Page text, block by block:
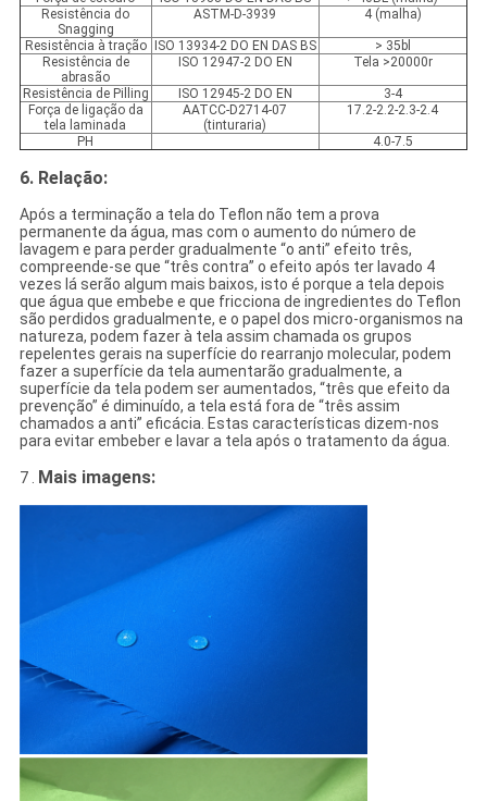
Resistência do
Snagging
ASTM-D-3939 4 (malha)
Resistência à tração ISO 13934-2 DO EN DAS BS
> 35bl
Resistência de
abrasão
ISO 12947-2 DO EN Tela >20000r
Resistência de Pilling ISO 12945-2 DO EN
3-4
Força de ligação da
tela laminada
AATCC-D2714-07
(tinturaria)
17.2-2.2-2.3-2.4
PH 4.0-7.5
6. Relação:
Após a terminação a tela do Teflon não tem a prova
permanente da água, mas com o aumento do número de
lavagem e para perder gradualmente “o anti” efeito três,
compreende-se que “três contra” o efeito após ter lavado 4
vezes lá serão algum mais baixos, isto é porque a tela depois
que água que embebe e que fricciona de ingredientes do Teflon
são perdidos gradualmente, e o papel dos micro-organismos na
natureza, podem fazer à tela assim chamada os grupos
repelentes gerais na superfície do rearranjo molecular, podem
fazer a superfície da tela aumentarão gradualmente, a
superfície da tela podem ser aumentados, “três que efeito da
prevenção” é diminuído, a tela está fora de “três assim
chamados a anti” eficácia. Estas características dizem-nos
para evitar embeber e lavar a tela após o tratamento da água.
7 . Mais imagens: